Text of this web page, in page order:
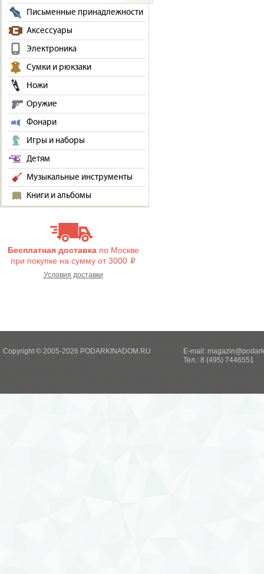
Письменные принадлежности
Аксессуары
Электроника
Сумки и рюкзаки
Ножи
Оружие
Фонари
Игры и наборы
Детям
Музыкальные инструменты
Книги и альбомы
Бесплатная доставкапо Москве
при покупке на сумму от 3000 i
Условия доставки
Copyright © 2005-2026 PODARKINADOM.RU E-mail:
Тел.: 8 (495) 7446551